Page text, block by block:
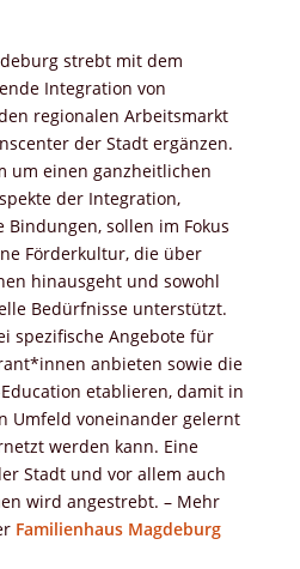
strebt mit dem
Integration von
regionalen Arbeitsmarkt
der Stadt ergänzen.
um einen ganzheitlichen
der Integration,
sollen im Fokus
Förderkultur, die über
hinausgeht und sowohl
Bedürfnisse unterstützt.
spezifische Angebote für
anbieten sowie die
etablieren, damit in
Umfeld voneinander gelernt
werden kann. Eine
Stadt und vor allem auch
wird angestrebt. – Mehr
Familienhaus Magdeburg